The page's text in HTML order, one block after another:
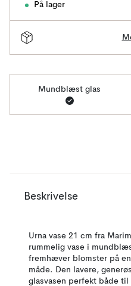
På lager
Mundblæst glas
Beskrivelse
Urna vase 21 cm fra
rummelig vase i
fremhæver blomster på
måde. Den lavere,
glasvasen perfekt både